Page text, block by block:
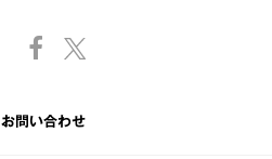
お問い合わせ